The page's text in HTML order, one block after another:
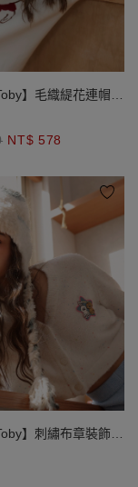
】毛織緹花連帽長
NT$ 578
】刺繡布章裝飾V
織開襟衫